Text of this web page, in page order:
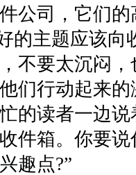
公司，它们
的主题应该
不要太沉闷，
们行动起来的
的读者一边说
件箱。你要
趣点?”